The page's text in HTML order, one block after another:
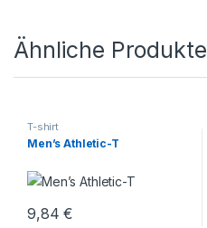
Ähnliche Produkte
T-shirt
Men’s Athletic-T
9,84€